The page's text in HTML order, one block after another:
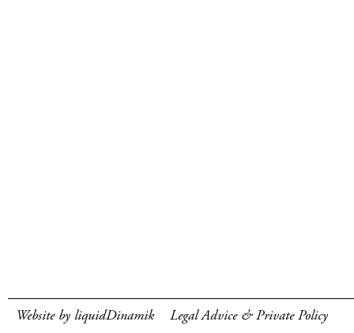
Website by liquidDinamik Legal Advice & Private Policy